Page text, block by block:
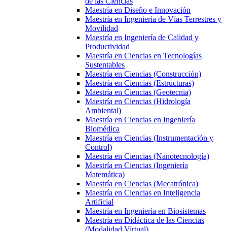
Maestría en Diseño e Innovación
Maestría en Ingeniería de Vías Terrestres y
Movilidad
Maestría en Ingeniería de Calidad y
Productividad
Maestría en Ciencias en Tecnologías
Sustentables
Maestría en Ciencias (Construcción)
Maestría en Ciencias (Estructuras)
Maestría en Ciencias (Geotecnia)
Maestría en Ciencias (Hidrología
Ambiental)
Maestría en Ciencias en Ingeniería
Biomédica
Maestría en Ciencias (Instrumentación y
Control)
Maestría en Ciencias (Nanotecnología)
Maestría en Ciencias (Ingeniería
Matemática)
Maestría en Ciencias (Mecatrónica)
Maestría en Ciencias en Inteligencia
Artificial
Maestría en Ingeniería en Biosistemas
Maestría en Didáctica de las Ciencias
(Modalidad Virtual)